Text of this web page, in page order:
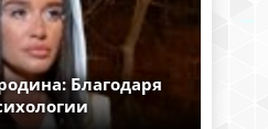
Благодаря